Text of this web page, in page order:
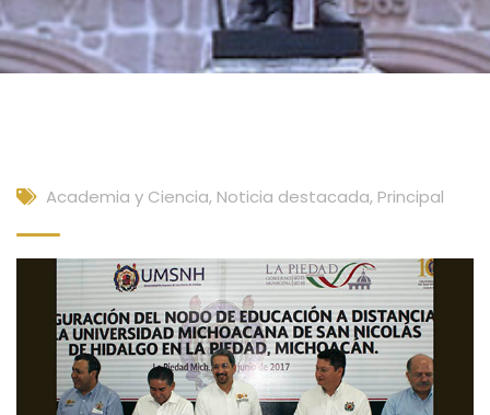
Academia y Ciencia, Noticia destacada, Principal